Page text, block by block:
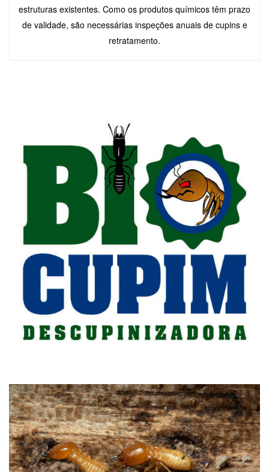
estruturas existentes. Como os produtos químicos têm prazo
de validade, são necessárias inspeções anuais de cupins e
retratamento.